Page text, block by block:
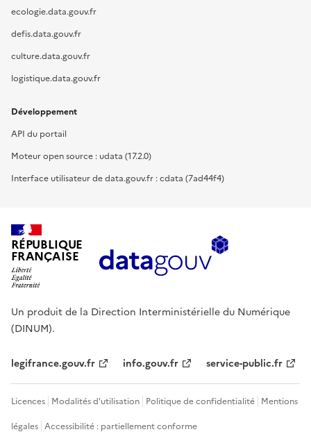
ecologie.data.gouv.fr
defis.data.gouv.fr
culture.data.gouv.fr
logistique.data.gouv.fr
Développement
API du portail
Moteur open source : udata (17.2.0)
Interface utilisateur de data.gouv.fr : cdata (7ad44f4)
RÉPUBLIQUE
FRANÇAISE
Un produit de la Direction Interministérielle du Numérique
(DINUM).
legifrance.gouv.fr info.gouv.fr service-public.fr
Licences Modalités d'utilisation Politique de confidentialité Mentions
légales Accessibilité : partiellement conforme